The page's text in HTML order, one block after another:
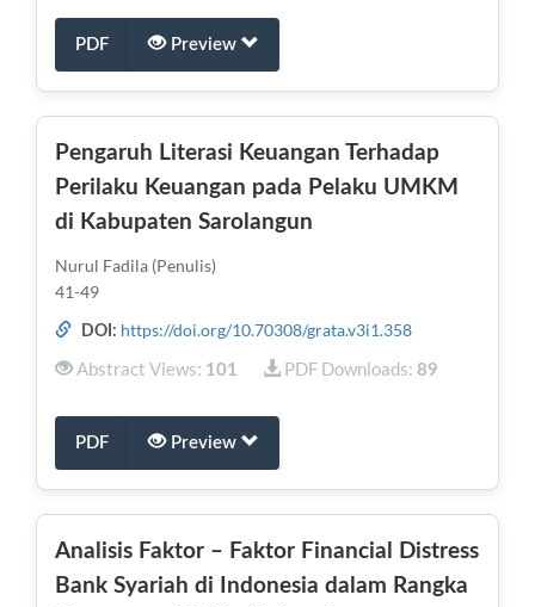
PDF Preview
Pengaruh Literasi Keuangan Terhadap
Perilaku Keuangan pada Pelaku UMKM
di Kabupaten Sarolangun
Nurul Fadila (Penulis)
41-49
DOI: https://doi.org/10.70308/grata.v3i1.358
Abstract Views: 101 PDF Downloads: 89
PDF Preview
Analisis Faktor – Faktor Financial Distress
Bank Syariah di Indonesia dalam Rangka